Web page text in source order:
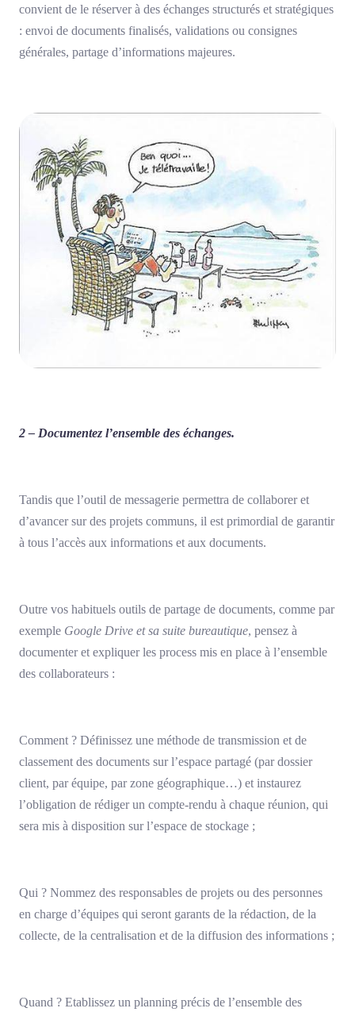
convient de le réserver à des échanges structurés et stratégiques
: envoi de documents finalisés, validations ou consignes
générales, partage d’informations majeures.
2 – Documentez l’ensemble des échanges.
Tandis que l’outil de messagerie permettra de collaborer et
d’avancer sur des projets communs, il est primordial de garantir
à tous l’accès aux informations et aux documents.
Outre vos habituels outils de partage de documents, comme par
exemple Google Drive et sa suite bureautique, pensez à
documenter et expliquer les process mis en place à l’ensemble
des collaborateurs :
Comment ? Définissez une méthode de transmission et de
classement des documents sur l’espace partagé (par dossier
client, par équipe, par zone géographique…) et instaurez
l’obligation de rédiger un compte-rendu à chaque réunion, qui
sera mis à disposition sur l’espace de stockage ;
Qui ? Nommez des responsables de projets ou des personnes
en charge d’équipes qui seront garants de la rédaction, de la
collecte, de la centralisation et de la diffusion des informations ;
Quand ? Etablissez un planning précis de l’ensemble des